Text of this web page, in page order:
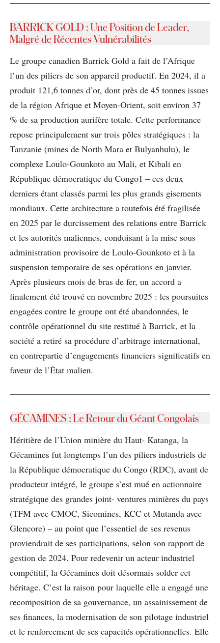
BARRICK GOLD : Une Position de Leader,
Malgré de Récentes Vulnérabilités
Le groupe canadien Barrick Gold a fait de l’Afrique
l’un des piliers de son appareil productif. En 2024, il a
produit 121,6 tonnes d’or, dont près de 45 tonnes issues
de la région Afrique et Moyen-Orient, soit environ 37
% de sa production aurifère totale. Cette performance
repose principalement sur trois pôles stratégiques : la
Tanzanie (mines de North Mara et Bulyanhulu), le
complexe Loulo-Gounkoto au Mali, et Kibali en
République démocratique du Congo1 – ces deux
derniers étant classés parmi les plus grands gisements
mondiaux. Cette architecture a toutefois été fragilisée
en 2025 par le durcissement des relations entre Barrick
et les autorités maliennes, conduisant à la mise sous
administration provisoire de Loulo-Gounkoto et à la
suspension temporaire de ses opérations en janvier.
Après plusieurs mois de bras de fer, un accord a
finalement été trouvé en novembre 2025 : les poursuites
engagées contre le groupe ont été abandonnées, le
contrôle opérationnel du site restitué à Barrick, et la
société a retiré sa procédure d’arbitrage international,
en contrepartie d’engagements financiers significatifs en
faveur de l’État malien.
GÉCAMINES : Le Retour du Géant Congolais
Héritière de l’Union minière du Haut- Katanga, la
Gécamines fut longtemps l’un des piliers industriels de
la République démocratique du Congo (RDC), avant de
producteur intégré, le groupe s’est mué en actionnaire
stratégique des grandes joint- ventures minières du pays
(TFM avec CMOC, Sicomines, KCC et Mutanda avec
Glencore) – au point que l’essentiel de ses revenus
proviendrait de ses participations, selon son rapport de
gestion de 2024. Pour redevenir un acteur industriel
compétitif, la Gécamines doit désormais solder cet
héritage. C’est la raison pour laquelle elle a engagé une
recomposition de sa gouvernance, un assainissement de
ses finances, la modernisation de son pilotage industriel
et le renforcement de ses capacités opérationnelles. Elle